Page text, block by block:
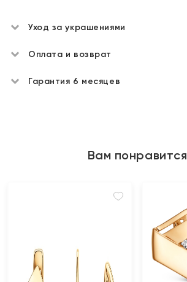
Уход за украшениями
Оплата и возврат
Гарантия 6 месяцев
Вам понравится